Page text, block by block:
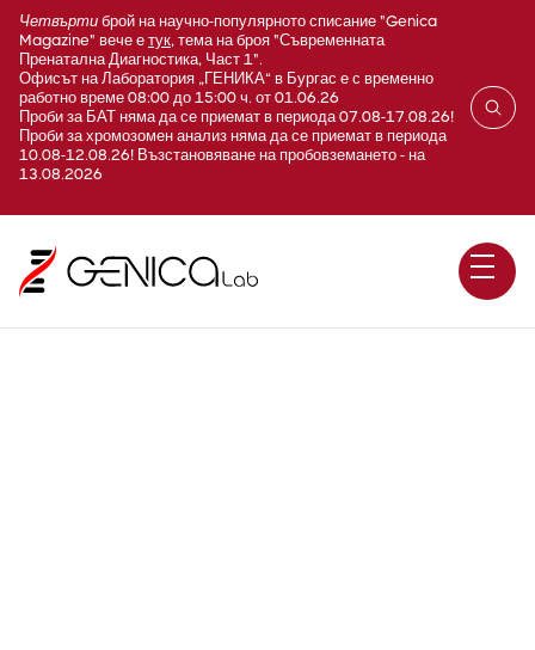
Четвърти брой на научно-популярното списание "Genica
Magazine" вече е тук, тема на броя "Съвременната
Пренатална Диагностика, Част 1".
Офисът на Лаборатория „ГЕНИКА“ в Бургас е с временно
работно време 08:00 до 15:00 ч. от 01.06.26
Проби за БАТ няма да се приемат в периода 07.08-17.08.26!
Проби за хромозомен анализ няма да се приемат в периода
10.08-12.08.26! Възстановяване на пробовземането - на
13.08.2026